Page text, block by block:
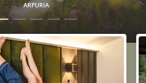
ARPURIA